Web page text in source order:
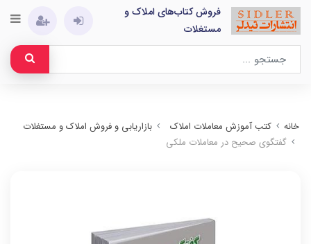
فروش کتاب‌های املاک و
مستغلات
خانه کتب آموزش معاملات املاک
بازاریابی و فروش املاک و مستغلات
گفتگوی صحیح در معاملات ملکی